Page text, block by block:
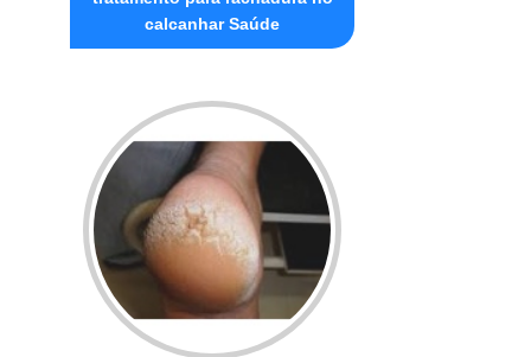
calcanhar Saúde